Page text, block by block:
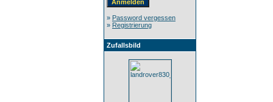
» Password vergessen
» Registrierung
Zufallsbild